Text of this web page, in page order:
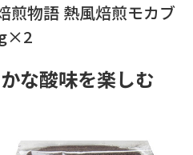
煎物語 熱風焙煎モカブ
な酸味を楽しむ